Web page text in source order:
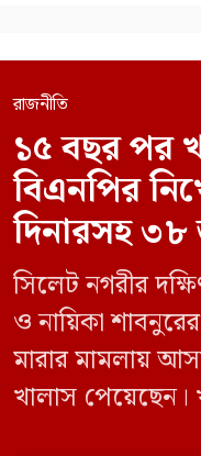
রাজনীতি
১৫ বছর পর
বিএনপির
দিনারসহ
সিলেট নগরীর
ও নায়িকা
মারার মামলায়
খালাস পেয়েছেন।